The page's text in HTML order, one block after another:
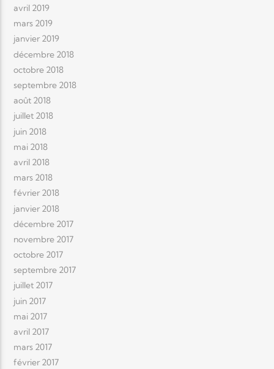
avril 2019
mars 2019
janvier 2019
décembre 2018
octobre 2018
septembre 2018
août 2018
juillet 2018
juin 2018
mai 2018
avril 2018
mars 2018
février 2018
janvier 2018
décembre 2017
novembre 2017
octobre 2017
septembre 2017
juillet 2017
juin 2017
mai 2017
avril 2017
mars 2017
février 2017